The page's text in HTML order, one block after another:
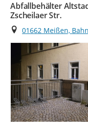
Abfallbehälter
Zscheilaer Str.
Ort
01662 Meißen,